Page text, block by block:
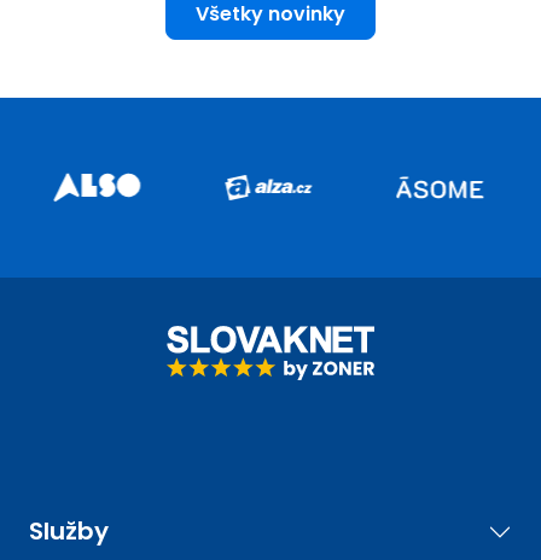
Všetky novinky
Služby